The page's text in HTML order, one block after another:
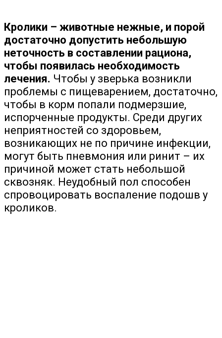
Кролики – животные нежные, и порой
достаточно допустить небольшую
неточность в составлении рациона,
чтобы появилась необходимость
лечения. Чтобы у зверька возникли
проблемы с пищеварением, достаточно,
чтобы в корм попали подмерзшие,
испорченные продукты. Среди других
неприятностей со здоровьем,
возникающих не по причине инфекции,
могут быть пневмония или ринит – их
причиной может стать небольшой
сквозняк. Неудобный пол способен
спровоцировать воспаление подошв у
кроликов.